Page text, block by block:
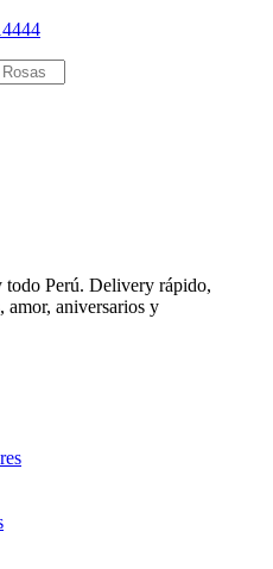
Perú. Delivery rápido,
amor, aniversarios y